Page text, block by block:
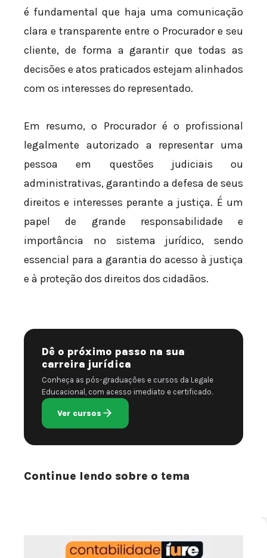
é fundamental que haja uma comunicação
clara e transparente entre o Procurador e seu
cliente, de forma a garantir que todas as
decisões e atos praticados estejam alinhados
com os interesses do representado.
Em resumo, o Procurador é o profissional
legalmente autorizado a representar uma
pessoa em questões judiciais ou
administrativas, garantindo a defesa de seus
direitos e interesses perante a justiça. É um
papel de grande responsabilidade e
importância no sistema jurídico, sendo
essencial para a garantia do acesso à justiça
e à proteção dos direitos dos cidadãos.
Dê o próximo passo na sua
carreira jurídica
Conheça as pós-graduações e cursos da Legale
Educacional, com acesso imediato e certificado.
Ver cursos
Continue lendo sobre o tema